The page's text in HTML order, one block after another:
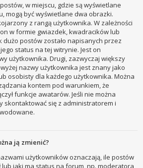
w miejscu, gdzie są wyświetlane
mogą być wyświetlane dwa obrazki.
z rangą użytkownika. W zależności
w formie gwiazdek, kwadracików lub
dużo postów zostało napisanych przez
status na tej witrynie. Jest on
użytkownika. Drugi, zazwyczaj większy
nazwy użytkownika jest znany jako
osobisty dla każdego użytkownika. Można
kontem pod warunkiem, że
funkcje awatarów. Jeśli nie można
skontaktować się z administratorem i
ją zmienić?
użytkowników oznaczają, ile postów
lub jaki ma status na forum, np. moderatora